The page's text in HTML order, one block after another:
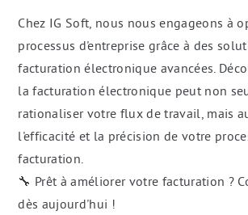
Chez IG Soft, nous nous engageons à
processus d'entreprise grâce à des
facturation électronique avancées.
la facturation électronique peut non
rationaliser votre flux de travail, mais
l'efficacité et la précision de votre
facturation.
🔧 Prêt à améliorer votre facturation ?
dès aujourd'hui !